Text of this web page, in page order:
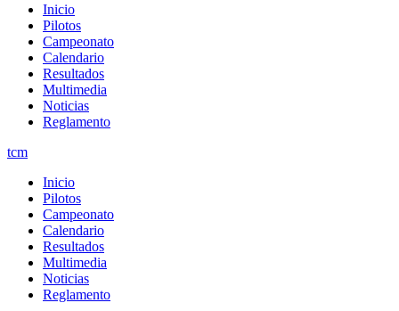
Inicio
Pilotos
Campeonato
Calendario
Resultados
Multimedia
Noticias
Reglamento
tcm
Inicio
Pilotos
Campeonato
Calendario
Resultados
Multimedia
Noticias
Reglamento